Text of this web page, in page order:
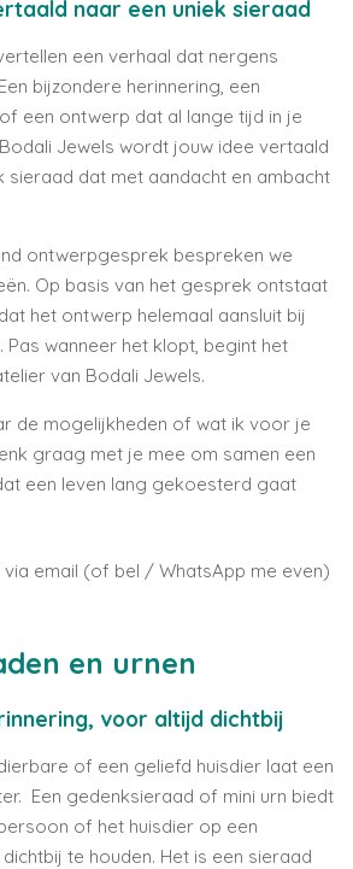
naar een uniek sieraad
een verhaal dat nergens
bijzondere herinnering, een
een ontwerp dat al lange tijd in je
Jewels wordt jouw idee vertaald
sieraad dat met aandacht en ambacht
ontwerpgesprek bespreken we
Op basis van het gesprek ontstaat
het ontwerp helemaal aansluit bij
Pas wanneer het klopt, begint het
van Bodali Jewels.
de mogelijkheden of wat ik voor je
graag met je mee om samen een
een leven lang gekoesterd gaat
email (of bel / WhatsApp me even)
en urnen
voor altijd dichtbij
of een geliefd huisdier laat een
Een gedenksieraad of mini urn biedt
of het huisdier op een
te houden. Het is een sieraad